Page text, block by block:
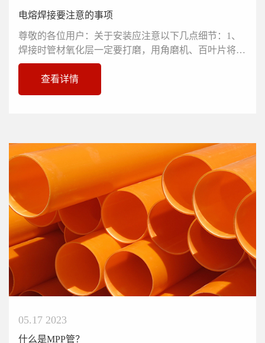
电熔焊接要注意的事项
尊敬的各位用户：关于安装应注意以下几点细节：1、
焊接时管材氧化层一定要打磨，用角磨机、百叶片将管
件、管材焊接面的表皮（氧...
查看详情
05.17 2023
什么是MPP管？